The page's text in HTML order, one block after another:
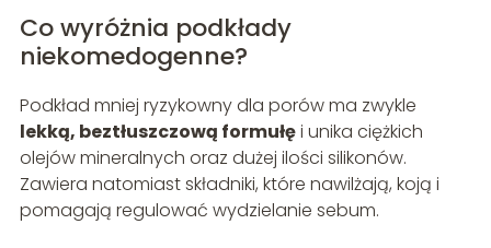
Co wyróżnia podkłady
niekomedogenne?
Podkład mniej ryzykowny dla porów ma zwykle
lekką, beztłuszczową formułęi unika ciężkich
olejów mineralnych oraz dużej ilości silikonów.
Zawiera natomiast składniki, które nawilżają, koją i
pomagają regulować wydzielanie sebum.